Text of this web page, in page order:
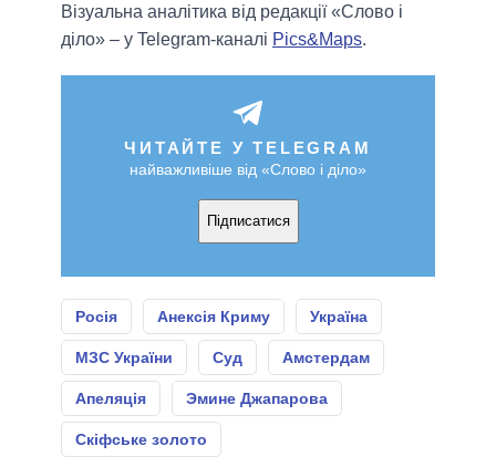
Візуальна аналітика від редакції «Слово і
діло» – у Telegram-каналі Pics&Maps.
ЧИТАЙТЕ У TELEGRAM
найважливіше від «Слово і діло»
Підписатися
Росія Анексія Криму Україна
МЗС України Суд Амстердам
Апеляція Эмине Джапарова
Скіфське золото